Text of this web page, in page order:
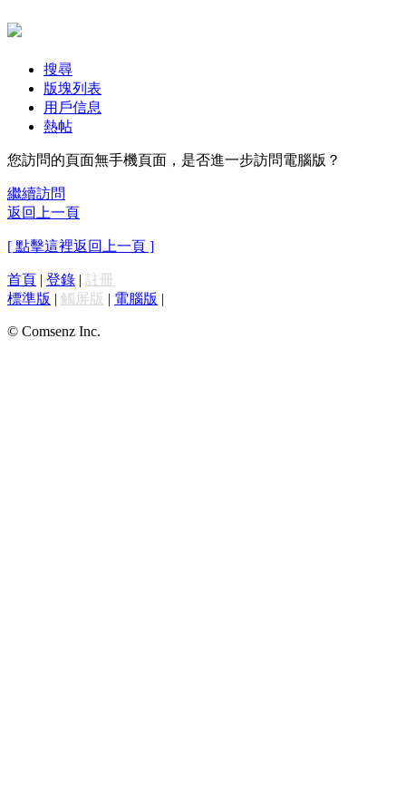
搜尋
版塊列表
用戶信息
熱帖
您訪問的頁面無手機頁面，是否進一步訪問電腦版？
繼續訪問
返回上一頁
[ 點擊這裡返回上一頁 ]
首頁 | 登錄 | 註冊
標準版 | 觸屏版 | 電腦版 |
© Comsenz Inc.